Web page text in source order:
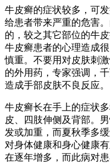
牛皮癣的症状较多，可
给患者带来严重的危害
的，较之其它部位的牛
牛皮癣患者的心理造成
慎重。不要用对皮肤刺
的外用药，专家强调，
造成手部皮肤不良反应。
牛皮癣长在手上的症状
皮、四肢伸侧及背部。
发或加重，而夏秋季多
对身体健康和身心健康
在逐年增多，而此病对